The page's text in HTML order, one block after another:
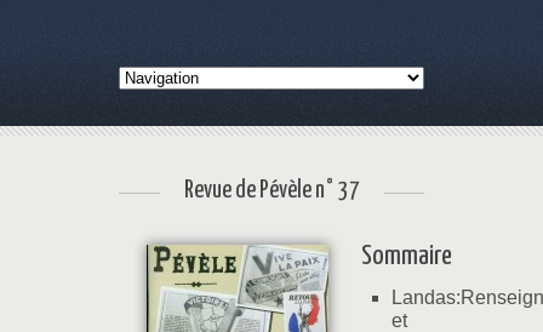
Revue de Pévèle n° 37
Sommaire
et